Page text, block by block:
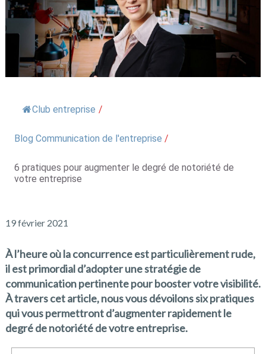
Club entreprise /
Blog Communication de l'entreprise /
6 pratiques pour augmenter le degré de notoriété de
votre entreprise
19 février 2021
À l’heure où la concurrence est particulièrement rude,
il est primordial d’adopter une stratégie de
communication pertinente pour booster votre visibilité.
À travers cet article, nous vous dévoilons six pratiques
qui vous permettront d’augmenter rapidement le
degré de notoriété de votre entreprise.